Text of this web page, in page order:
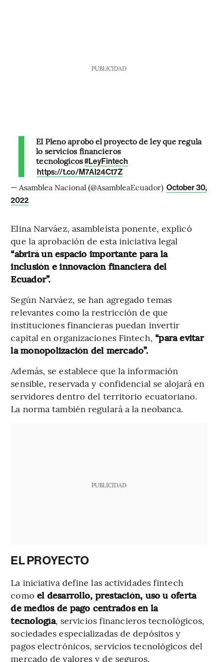
PUBLICIDAD
El Pleno aprobó el proyecto de ley que regula
lo servicios financieros
tecnológicos#LeyFintech
https://t.co/M7AI24Ct7Z
— Asamblea Nacional (@AsambleaEcuador) October 30,
2022
Elina Narváez, asambleísta ponente, explicó
que la aprobación de esta iniciativa legal
“abrirá un espacio importante para la
inclusión e innovación financiera del
Ecuador”.
Según Narváez, se han agregado temas
relevantes como la restricción de que
instituciones financieras puedan invertir
capital en organizaciones Fintech, “para evitar
la monopolización del mercado”.
Además, se establece que la información
sensible, reservada y confidencial se alojará en
servidores dentro del territorio ecuatoriano.
La norma también regulará a la neobanca.
PUBLICIDAD
EL PROYECTO
La iniciativa define las actividades fintech
como el desarrollo, prestación, uso u oferta
de medios de pago centrados en la
tecnología, servicios financieros tecnológicos,
sociedades especializadas de depósitos y
pagos electrónicos, servicios tecnológicos del
mercado de valores y de seguros.